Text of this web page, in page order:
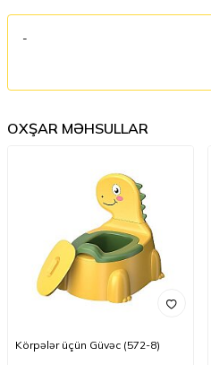
-
OXŞAR MƏHSULLAR
Körpələr üçün Güvəc (572-8)